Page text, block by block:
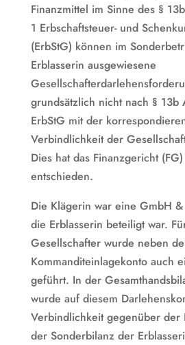
Finanzmittel im Sinne des §
1 Erbschaftsteuer- und
(ErbStG) können im
Erblasserin ausgewiesene
grundsätzlich nicht nach § 13b
ErbStG mit der
Verbindlichkeit der
Dies hat das Finanzgericht
entschieden.
Die Klägerin war eine GmbH
die Erblasserin beteiligt war.
Gesellschafter wurde neben
Kommanditeinlagekonto auch
geführt. In der
wurde auf diesem
Verbindlichkeit gegenüber der
der Sonderbilanz der